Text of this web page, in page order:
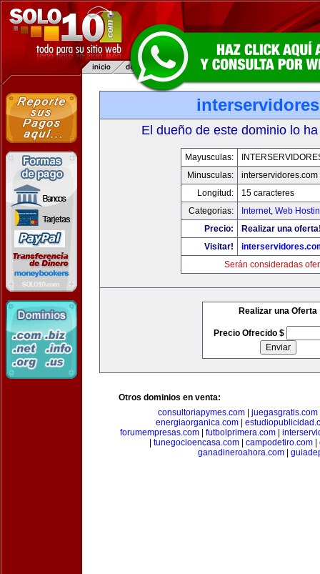
El dueño de este dominio lo
Mayusculas:
Minusculas:
interservidores.com
Longitud:
15 caracteres
Categorias:
Internet, Web
Precio:
Realizar una
Visitar!
Serán consideradas
Realizar una Oferta
Precio Ofrecido $
Otros dominios en venta:
consultoriapymes.com
juegasgratis.com
energiaorganica.com|
forumempresas.com
futbolprimera.com
tunegocioencasa.com| campodetiro.com|
ganadineroahora.com|